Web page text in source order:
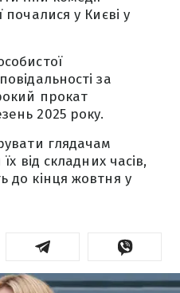
у Києві у
за
прокат
2025 року.
глядачам
від складних часів,
до кінця жовтня у